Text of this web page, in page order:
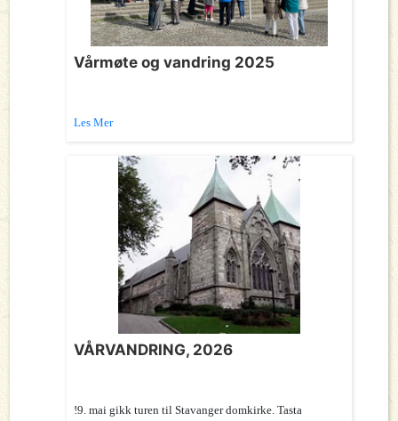
Vårmøte og vandring 2025
Les Mer
VÅRVANDRING, 2026
!9. mai gikk turen til Stavanger domkirke. Tasta